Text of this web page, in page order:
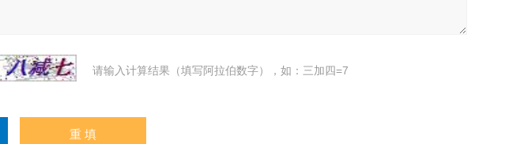
请输入计算结果（填写阿拉伯数字），如：三加四=7